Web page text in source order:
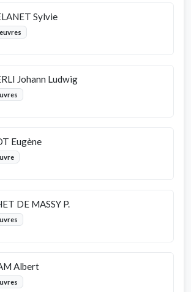
Sylvie
Johann Ludwig
Eugène
DE MASSY P.
Albert